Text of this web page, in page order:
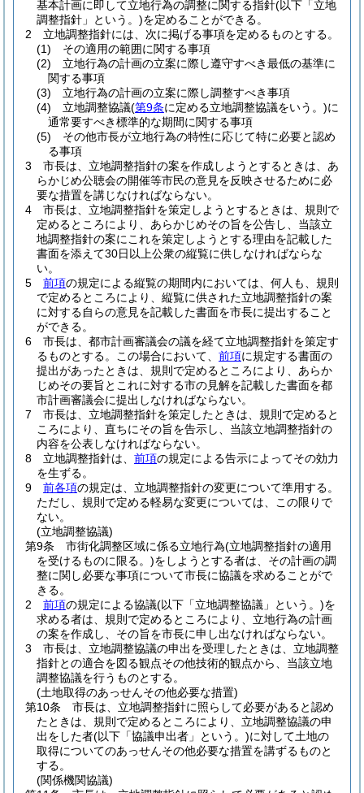
基本計画に即して立地行為の調整に関する指針(以下「立地
調整指針」という。)を定めることができる。
2
立地調整指針には、次に掲げる事項を定めるものとする。
(1)
その適用の範囲に関する事項
(2)
立地行為の計画の立案に際し遵守すべき最低の基準に
関する事項
(3)
立地行為の計画の立案に際し調整すべき事項
(4)
立地調整協議(第9条に定める立地調整協議をいう。)に
通常要すべき標準的な期間に関する事項
(5)
その他市長が立地行為の特性に応じて特に必要と認め
る事項
3
市長は、立地調整指針の案を作成しようとするときは、あ
らかじめ公聴会の開催等市民の意見を反映させるために必
要な措置を講じなければならない。
4
市長は、立地調整指針を策定しようとするときは、規則で
定めるところにより、あらかじめその旨を公告し、当該立
地調整指針の案にこれを策定しようとする理由を記載した
書面を添えて30日以上公衆の縦覧に供しなければならな
い。
5
前項の規定による縦覧の期間内においては、何人も、規則
で定めるところにより、縦覧に供された立地調整指針の案
に対する自らの意見を記載した書面を市長に提出すること
ができる。
6
市長は、都市計画審議会の議を経て立地調整指針を策定す
るものとする。
この場合において、 前項に規定する書面の
提出があったときは、規則で定めるところにより、あらか
じめその要旨とこれに対する市の見解を記載した書面を都
市計画審議会に提出しなければならない。
7
市長は、立地調整指針を策定したときは、規則で定めると
ころにより、直ちにその旨を告示し、当該立地調整指針の
内容を公表しなければならない。
8
立地調整指針は、 前項の規定による告示によってその効力
を生ずる。
9
前各項の規定は、立地調整指針の変更について準用する。
ただし、規則で定める軽易な変更については、この限りで
ない。
(立地調整協議)
第9条
市街化調整区域に係る立地行為(立地調整指針の適用
を受けるものに限る。)をしようとする者は、その計画の調
整に関し必要な事項について市長に協議を求めることがで
きる。
2
前項の規定による協議(以下「立地調整協議」という。)を
求める者は、規則で定めるところにより、立地行為の計画
の案を作成し、その旨を市長に申し出なければならない。
3
市長は、立地調整協議の申出を受理したときは、立地調整
指針との適合を図る観点その他技術的観点から、当該立地
調整協議を行うものとする。
(土地取得のあっせんその他必要な措置)
第10条
市長は、立地調整指針に照らして必要があると認め
たときは、規則で定めるところにより、立地調整協議の申
出をした者(以下「協議申出者」という。)に対して土地の
取得についてのあっせんその他必要な措置を講ずるものと
する。
(関係機関協議)